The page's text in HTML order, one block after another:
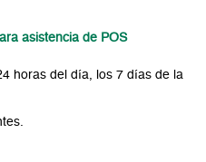
asistencia de POS
horas del día, los 7 días de la